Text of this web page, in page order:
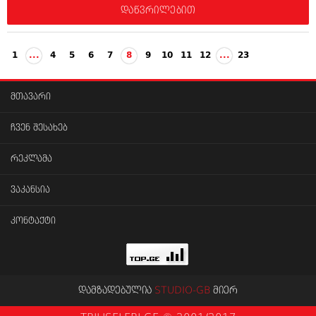
დაწვრილებით
1 ... 4 5 6 7 8 9 10 11 12 ... 23
მთავარი
ჩვენ შესახებ
რეკლამა
ვაკანსია
კონტაქტი
დამზადებულია STUDIO-GB მიერ